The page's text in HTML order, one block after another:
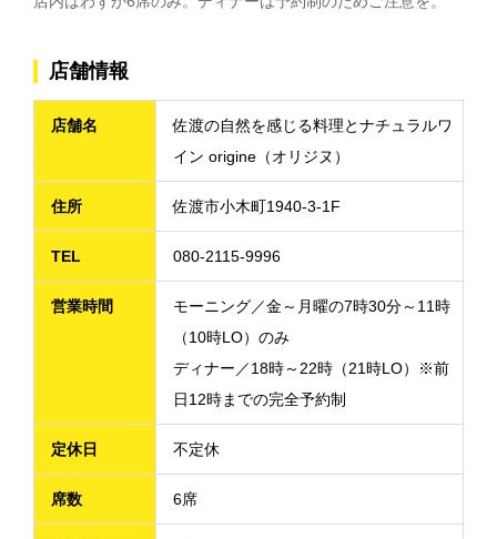
店舗情報
店舗名
佐渡の自然を感じる料理とナチュラルワ
イン origine（オリジヌ）
住所 佐渡市小木町1940-3-1F
TEL 080-2115-9996
営業時間
モーニング／金～月曜の7時30分～11時
（10時LO）のみ
ディナー／18時～22時（21時LO）※前
日12時までの完全予約制
定休日 不定休
席数 6席